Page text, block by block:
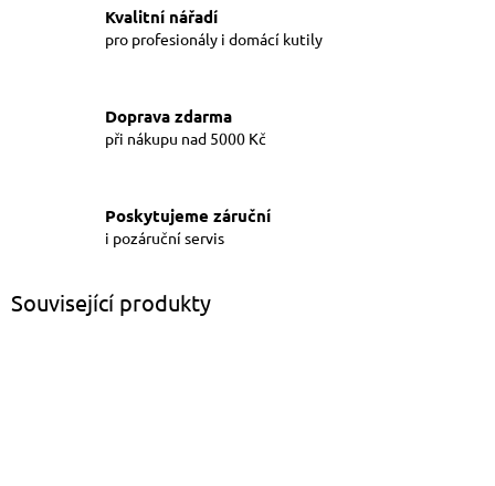
Kvalitní nářadí
pro profesionály i domácí kutily
Doprava zdarma
při nákupu nad 5000 Kč
Poskytujeme záruční
i pozáruční servis
Související produkty